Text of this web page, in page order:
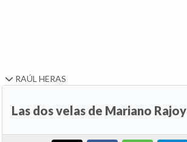
RAÚL HERAS
Las dos velas de Mariano Rajoy